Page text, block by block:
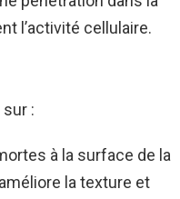
l’activité cellulaire.
:
à la surface de la
la texture et